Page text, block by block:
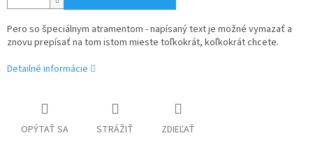
Pero so špeciálnym atramentom - napísaný text je možné vymazať a
znovu prepísať na tom istom mieste toľkokrát, koľkokrát chcete.
Detailné informácie
OPÝTAŤ SA STRÁŽIŤ ZDIEĽAŤ